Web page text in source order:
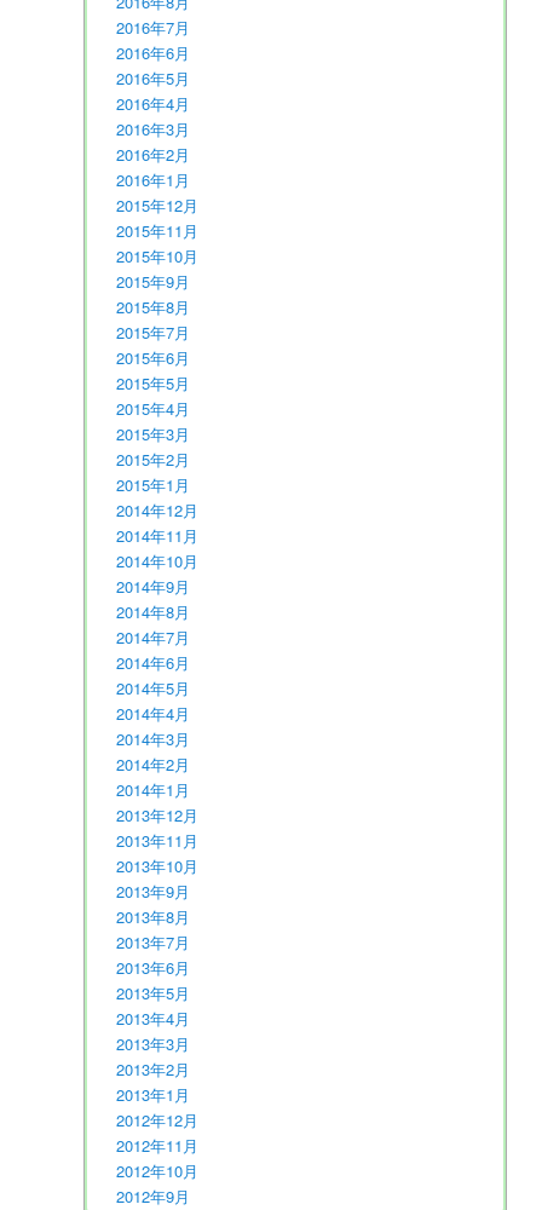
2016年7月
2016年6月
2016年5月
2016年4月
2016年3月
2016年2月
2016年1月
2015年12月
2015年11月
2015年10月
2015年9月
2015年8月
2015年7月
2015年6月
2015年5月
2015年4月
2015年3月
2015年2月
2015年1月
2014年12月
2014年11月
2014年10月
2014年9月
2014年8月
2014年7月
2014年6月
2014年5月
2014年4月
2014年3月
2014年2月
2014年1月
2013年12月
2013年11月
2013年10月
2013年9月
2013年8月
2013年7月
2013年6月
2013年5月
2013年4月
2013年3月
2013年2月
2013年1月
2012年12月
2012年11月
2012年10月
2012年9月